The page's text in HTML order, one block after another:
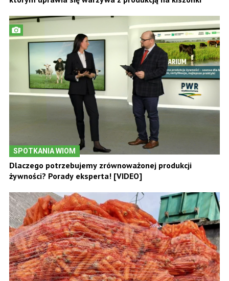
SPOTKANIA WIOM
Dlaczego potrzebujemy zrównoważonej produkcji
żywności? Porady eksperta! [VIDEO]